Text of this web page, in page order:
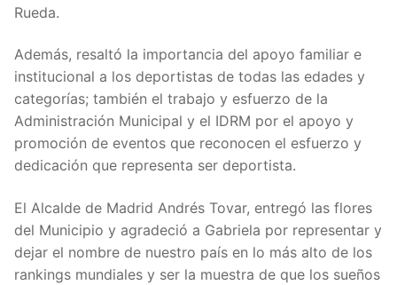
Rueda.
Además, resaltó la importancia del apoyo familiar e
institucional a los deportistas de todas las edades y
categorías; también el trabajo y esfuerzo de la
Administración Municipal y el IDRM por el apoyo y
promoción de eventos que reconocen el esfuerzo y
dedicación que representa ser deportista.
El Alcalde de Madrid Andrés Tovar, entregó las flores
del Municipio y agradeció a Gabriela por representar y
dejar el nombre de nuestro país en lo más alto de los
rankings mundiales y ser la muestra de que los sueños